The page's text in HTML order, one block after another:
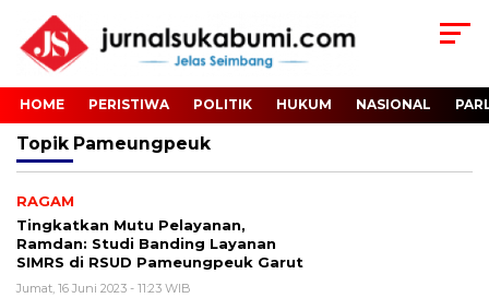
HOME PERISTIWA POLITIK HUKUM NASIONAL
Topik Pameungpeuk
RAGAM
Tingkatkan Mutu Pelayanan,
Ramdan: Studi Banding Layanan
SIMRS di RSUD Pameungpeuk Garut
Jumat, 16 Juni 2023 - 11:23 WIB